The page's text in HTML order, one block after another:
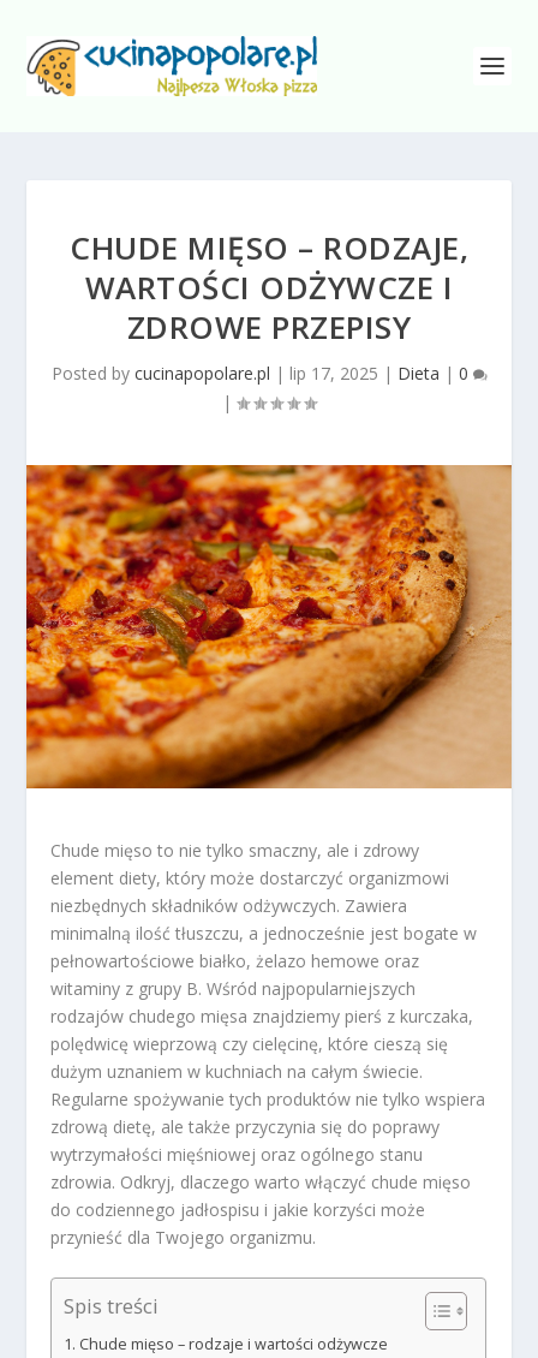
CHUDE MIĘSO – RODZAJE,
WARTOŚCI ODŻYWCZE I
ZDROWE PRZEPISY
Posted by cucinapopolare.pl | lip 17, 2025 | Dieta | 0
|
Chude mięso to nie tylko smaczny, ale i zdrowy
element diety, który może dostarczyć organizmowi
niezbędnych składników odżywczych. Zawiera
minimalną ilość tłuszczu, a jednocześnie jest bogate w
pełnowartościowe białko, żelazo hemowe oraz
witaminy z grupy B. Wśród najpopularniejszych
rodzajów chudego mięsa znajdziemy pierś z kurczaka,
polędwicę wieprzową czy cielęcinę, które cieszą się
dużym uznaniem w kuchniach na całym świecie.
Regularne spożywanie tych produktów nie tylko wspiera
zdrową dietę, ale także przyczynia się do poprawy
wytrzymałości mięśniowej oraz ogólnego stanu
zdrowia. Odkryj, dlaczego warto włączyć chude mięso
do codziennego jadłospisu i jakie korzyści może
przynieść dla Twojego organizmu.
Spis treści
Chude mięso – rodzaje i wartości odżywcze